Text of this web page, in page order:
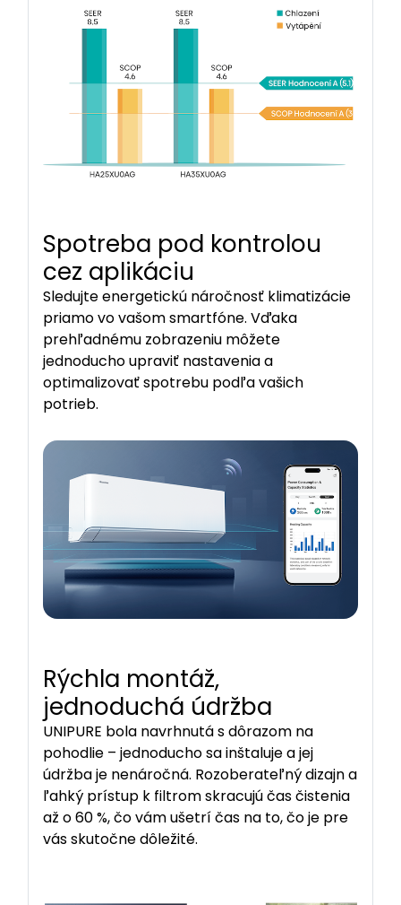
Spotreba pod kontrolou
cez aplikáciu
Sledujte energetickú náročnosť klimatizácie
priamo vo vašom smartfóne. Vďaka
prehľadnému zobrazeniu môžete
jednoducho upraviť nastavenia a
optimalizovať spotrebu podľa vašich
potrieb.
Rýchla montáž,
jednoduchá údržba
UNIPURE bola navrhnutá s dôrazom na
pohodlie – jednoducho sa inštaluje a jej
údržba je nenáročná. Rozoberateľný dizajn a
ľahký prístup k filtrom skracujú čas čistenia
až o 60 %, čo vám ušetrí čas na to, čo je pre
vás skutočne dôležité.